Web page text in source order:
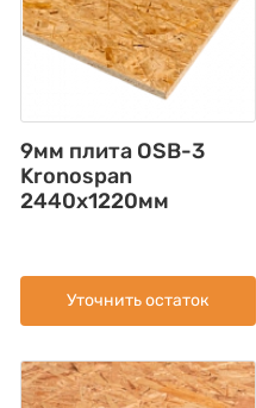
9мм плита OSB-3
Kronospan
2440x1220мм
Уточнить остаток